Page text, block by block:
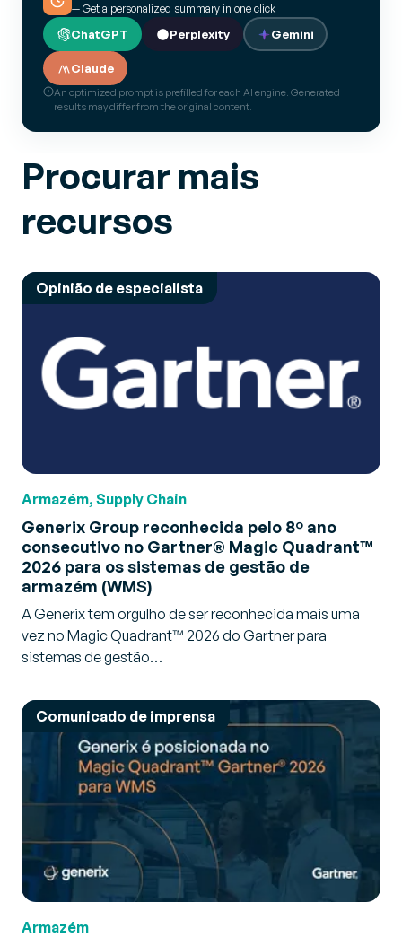
— Get a personalized summary in one click
ChatGPT Perplexity Gemini
Claude
An optimized prompt is prefilled for each AI engine. Generated
results may differ from the original content.
Procurar mais
recursos
Opinião de especialista
Armazém, Supply Chain
Generix Group reconhecida pelo 8º ano
consecutivo no Gartner® Magic Quadrant™
2026 para os sistemas de gestão de
armazém (WMS)
A Generix tem orgulho de ser reconhecida mais uma
vez no Magic Quadrant™ 2026 do Gartner para
sistemas de gestão…
Comunicado de imprensa
Armazém